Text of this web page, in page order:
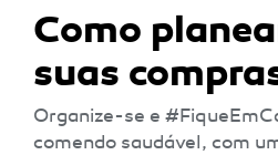
Como
suas
Organize-se e
comendo saudável, com